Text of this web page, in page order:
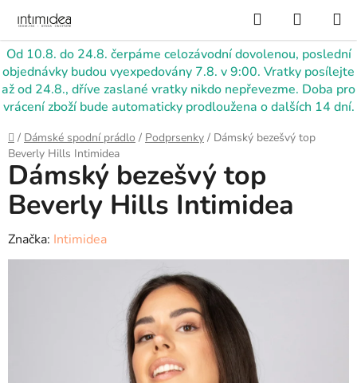
obsah
Od 10.8. do 24.8. čerpáme celozávodní dovolenou, poslední
objednávky budou vyexpedovány 7.8. v 9:00. Vratky posílejte
až od 24.8., dříve zaslané vratky nikdo nepřevezme. Doba pro
vrácení zboží bude automaticky prodloužena o dalších 14 dní.
Hledat
KOŠÍK
Domů
/ Dámské spodní prádlo / Podprsenky / Dámský bezešvý top
Beverly Hills Intimidea
Dámský bezešvý top
Beverly Hills Intimidea
Značka: Intimidea